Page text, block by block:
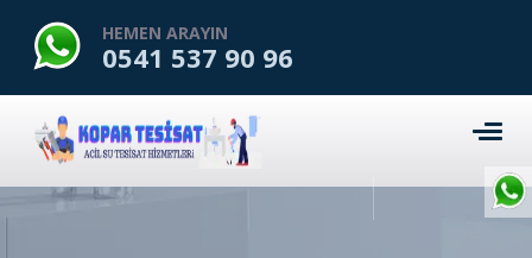
HEMEN ARAYIN
0541 537 90 96